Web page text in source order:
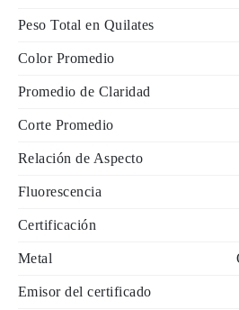
Peso Total en Quilates
Color Promedio
Promedio de Claridad
Corte Promedio
Relación de Aspecto
Fluorescencia
Certificación
Metal
Emisor del certificado